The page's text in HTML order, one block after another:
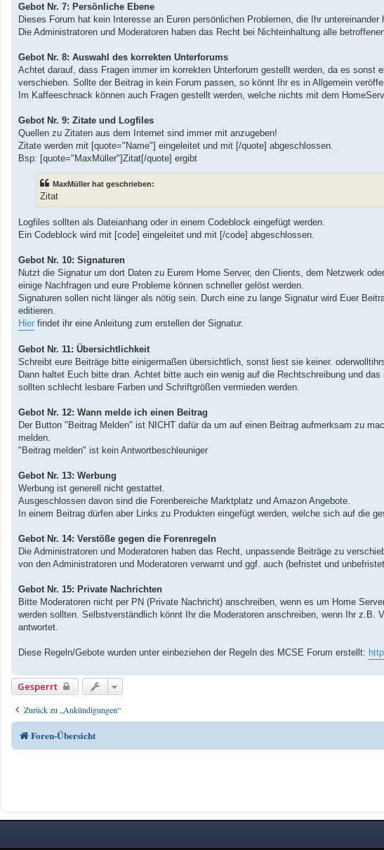
Gebot Nr. 7: Persönliche Ebene
Dieses Forum hat kein Interesse an Euren persönlichen Problemen, die Ihr
Die Administratoren und Moderatoren haben das Recht bei Nichteinhaltung alle
Gebot Nr. 8: Auswahl des korrekten Unterforums
Achtet darauf, dass Fragen immer im korrekten Unterforum gestellt werden, da es sonst
verschieben. Sollte der Beitrag in kein Forum passen, so könnt Ihr es in Allgemein
Im Kaffeeschnack können auch Fragen gestellt werden, welche nichts mit dem
Gebot Nr. 9: Zitate und Logfiles
Quellen zu Zitaten aus dem Internet sind immer mit anzugeben!
Zitate werden mit [quote="Name"] eingeleitet und mit [/quote] abgeschlossen.
Bsp: [quote="MaxMüller"]Zitat[/quote] ergibt
MaxMüller hat geschrieben:
Zitat
Logfiles sollten als Dateianhang oder in einem Codeblock eingefügt werden.
Ein Codeblock wird mit [code] eingeleitet und mit [/code] abgeschlossen.
Gebot Nr. 10: Signaturen
Nutzt die Signatur um dort Daten zu Eurem Home Server, den Clients, dem Netzwerk
einige Nachfragen und eure Probleme können schneller gelöst werden.
Signaturen sollen nicht länger als nötig sein. Durch eine zu lange Signatur wird Euer
editieren.
Hier findet ihr eine Anleitung zum erstellen der Signatur.
Gebot Nr. 11: Übersichtlichkeit
Schreibt eure Beiträge bitte einigermaßen übersichtlich, sonst liest sie keiner.
Dann haltet Euch bitte dran. Achtet bitte auch ein wenig auf die Rechtschreibung und
sollten schlecht lesbare Farben und Schriftgrößen vermieden werden.
Gebot Nr. 12: Wann melde ich einen Beitrag
Der Button "Beitrag Melden" ist NICHT dafür da um auf einen Beitrag aufmerksam zu
melden.
"Beitrag melden" ist kein Antwortbeschleuniger
Gebot Nr. 13: Werbung
Werbung ist generell nicht gestattet.
Ausgeschlossen davon sind die Forenbereiche Marktplatz und Amazon Angebote.
In einem Beitrag dürfen aber Links zu Produkten eingefügt werden, welche sich auf die
Gebot Nr. 14: Verstöße gegen die Forenregeln
Die Administratoren und Moderatoren haben das Recht, unpassende Beiträge zu
von den Administratoren und Moderatoren verwarnt und ggf. auch (befristet und
Gebot Nr. 15: Private Nachrichten
Bitte Moderatoren nicht per PN (Private Nachricht) anschreiben, wenn es um Home
werden sollten. Selbstverständlich könnt Ihr die Moderatoren anschreiben, wenn Ihr z.B.
antwortet.
Diese Regeln/Gebote wurden unter einbeziehen der Regeln des MCSE Forum erstellt:
Gesperrt
Zurück zu „Ankündigungen“
Foren-Übersicht